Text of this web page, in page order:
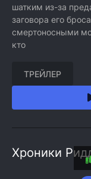
шатким из-за
заговора его
смертоносными
кто
ТРЕЙЛЕР
Хроники